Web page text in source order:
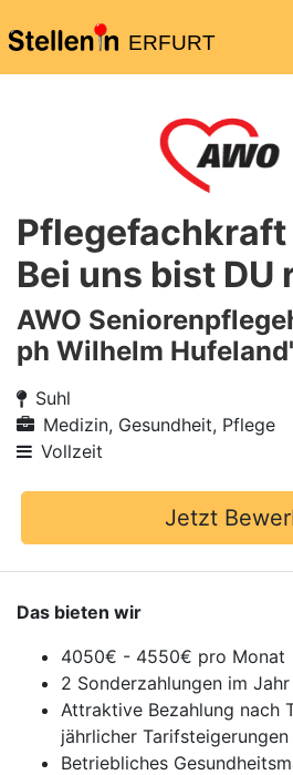
ERFURT
Bei uns bist DU
AWO
ph Wilhelm
Suhl
Medizin, Gesundheit, Pflege
Vollzeit
Jetzt
Das bieten wir
4050€ - 4550€ pro Monat
2 Sonderzahlungen im Jahr
Attraktive Bezahlung nach
jährlicher Tarifsteigerungen
Betriebliches